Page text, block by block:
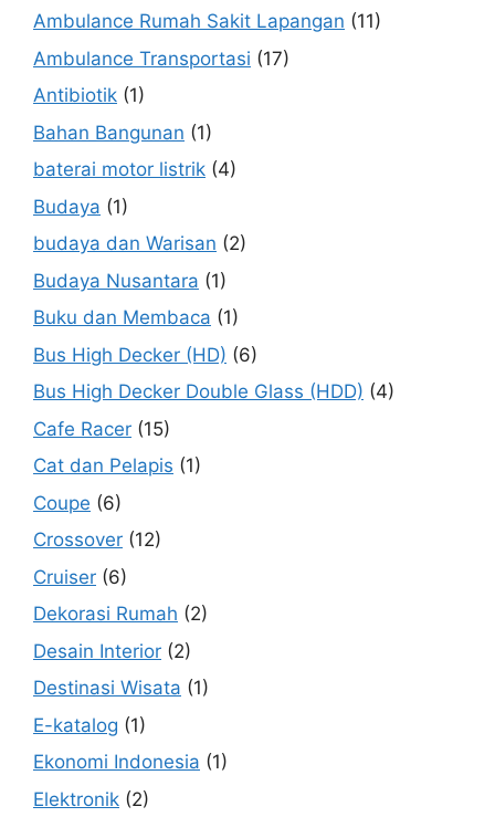
Ambulance Rumah Sakit Lapangan (11)
Ambulance Transportasi (17)
Antibiotik (1)
Bahan Bangunan (1)
baterai motor listrik (4)
Budaya (1)
budaya dan Warisan (2)
Budaya Nusantara (1)
Buku dan Membaca (1)
Bus High Decker (HD) (6)
Bus High Decker Double Glass (HDD) (4)
Cafe Racer (15)
Cat dan Pelapis (1)
Coupe (6)
Crossover (12)
Cruiser (6)
Dekorasi Rumah (2)
Desain Interior (2)
Destinasi Wisata (1)
E-katalog (1)
Ekonomi Indonesia (1)
Elektronik (2)